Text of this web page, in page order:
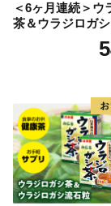
＜6ヶ月連続＞ウ
茶＆ウラジロガ
山本漢方 定期便